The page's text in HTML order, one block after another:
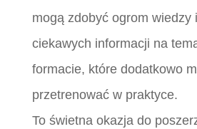
mogą zdobyć ogrom wiedzy
ciekawych informacji na
formacie, które dodatkowo
przetrenować w praktyce.
To świetna okazja do